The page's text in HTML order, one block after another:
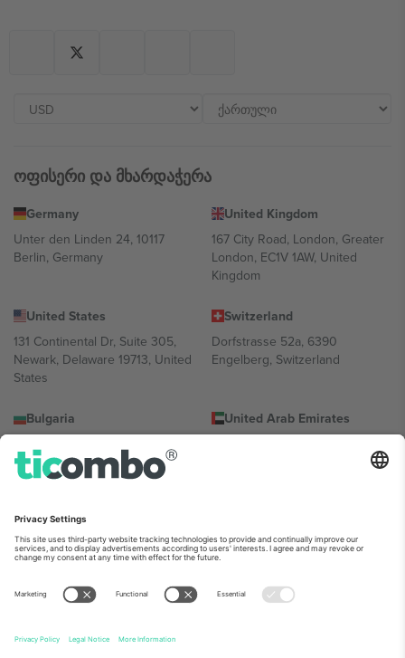
ოფისერი და მხარდაჭერა
Germany
Unter den Linden 24, 10117
Berlin, Germany
United Kingdom
167 City Road, London, Greater
London, EC1V 1AW, United
Kingdom
United States
131 Continental Dr, Suite 305,
Newark, Delaware 19713, United
States
Switzerland
Dorfstrasse 52a, 6390
Engelberg, Switzerland
Bulgaria
Totleben 53-55, 1606 Sofia,
Bulgaria
United Arab Emirates
Building A1, Office 302, Dubai,
Mexico
Av Chapultepec 360, Roma
Norte, Cuauhtémoc, 06700
Ciudad de México, CDMX,
Mexico
პლატფორმის პროვაიდერის იურიდიული პირი იცვლება